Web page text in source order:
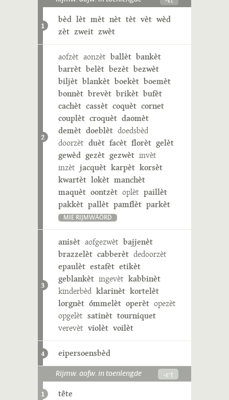
1
bèd lèt mèt nèt tèt vèt wèd
zèt zweit zwèt
2
aofzèt aonzèt ballèt bankèt
barrèt belèt bezèt bezwèt
biljèt blankèt boekèt boemèt
bonnèt brevèt brikèt bufèt
cachèt cassèt coquèt cornet
couplèt croquèt daomèt
demèt doeblèt doedsbèd
doorzèt duèt facèt florèt gelèt
gewèd gezèt gezwèt invèt
inzèt jacquèt karpèt korsèt
kwartèt lokèt manchèt
maquèt oontzèt oplèt paillèt
pakkèt pallèt pamflèt parkèt
MIE RIJMWÄÖRD
3
anisèt aofgezwèt bajjenèt
brazzelèt cabberèt dedoorzèt
epaulèt estafèt etikèt
geblankèt ingevèt kabbinèt
kinderbèd klarinèt kortelèt
lorgnèt ómmelèt operèt opezèt
opgelèt satinèt tourniquet
verevèt violèt voilèt
4 eipersoensbèd
Rijmw. aofw. in toenlengde -ɛˑt
1 tête